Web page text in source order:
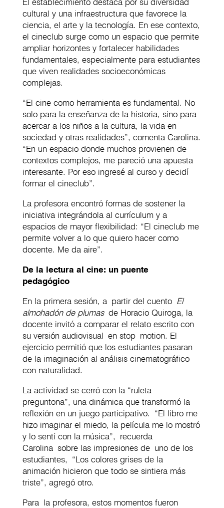
cultural y una infraestructura que favorece la
ciencia, el arte y la tecnología. En ese contexto,
el cineclub surge como un espacio que permite
ampliar horizontes y fortalecer habilidades
fundamentales, especialmente para estudiantes
que viven realidades socioeconómicas
complejas.
“El cine como herramienta es fundamental. No
solo para la enseñanza de la historia, sino para
acercar a los niños a la cultura, la vida en
sociedad y otras realidades”, comenta Carolina.
“En un espacio donde muchos provienen de
contextos complejos, me pareció una apuesta
interesante. Por eso ingresé al curso y decidí
formar el cineclub”.
La profesora encontró formas de sostener la
iniciativa integrándola al currículum y a
espacios de mayor flexibilidad: “El cineclub me
permite volver a lo que quiero hacer como
docente. Me da aire”.
De la lectura al cine: un puente
pedagógico
En la primera sesión, a partir del cuento El
almohadón de plumasde Horacio Quiroga, la
docente invitó a comparar el relato escrito con
su versión audiovisual en stop motion. El
ejercicio permitió que los estudiantes pasaran
de la imaginación al análisis cinematográfico
con naturalidad.
La actividad se cerró con la “ruleta
preguntona”, una dinámica que transformó la
reflexión en un juego participativo. “El libro me
hizo imaginar el miedo, la película me lo mostró
y lo sentí con la música”, recuerda
Carolina sobre las impresiones de uno de los
estudiantes, “Los colores grises de la
animación hicieron que todo se sintiera más
triste”, agregó otro.
Para la profesora, estos momentos fueron